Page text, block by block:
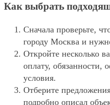
Как выбрать
Сначала проверьте,
городу Москва и
Откройте несколько
оплату, обязанности,
условия.
Отберите
подробно описал